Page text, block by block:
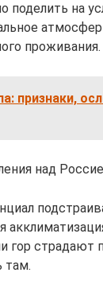
на
проживания.
признаки,
над
гор страдают
там.